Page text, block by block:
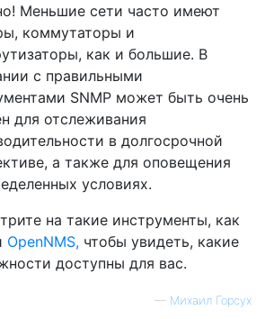
Меньшие сети часто имеют
коммутаторы и
как и большие. В
с правильными
SNMP может быть очень
для отслеживания
в долгосрочной
а также для оповещения
условиях.
на такие инструменты, как
OpenNMS, чтобы увидеть, какие
доступны для вас.
— Михаил Горсух